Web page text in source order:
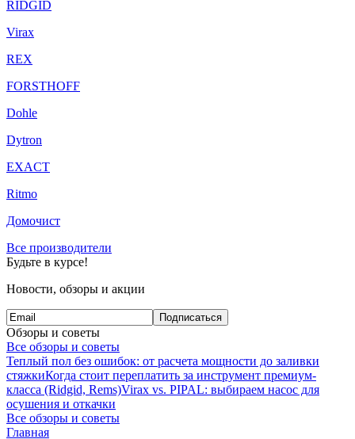
RIDGID
Virax
REX
FORSTHOFF
Dohle
Dytron
EXACT
Ritmo
Домочист
Все производители
Будьте в курсе!
Новости, обзоры и акции
Подписаться
Обзоры и советы
Все обзоры и советы
Теплый пол без ошибок: от расчета мощности до заливки
стяжкиКогда стоит переплатить за инструмент премиум-
класса (Ridgid, Rems)Virax vs. PIPAL: выбираем насос для
осушения и откачки
Все обзоры и советы
Главная